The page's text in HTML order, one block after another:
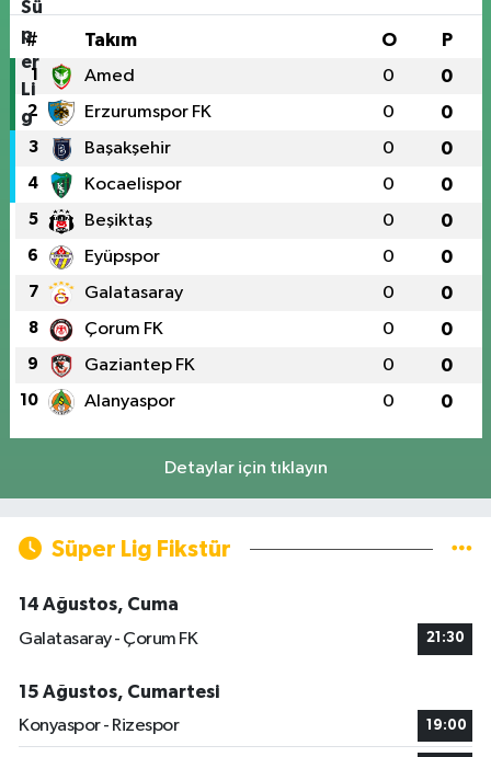
# Takım O P
1 Amed 0 0
2 Erzurumspor FK 0 0
3 Başakşehir 0 0
4 Kocaelispor 0 0
5 Beşiktaş 0 0
6 Eyüpspor 0 0
7 Galatasaray 0 0
8 Çorum FK 0 0
9 Gaziantep FK 0 0
10 Alanyaspor 0 0
Detaylar için tıklayın
Süper Lig Fikstür
14 Ağustos, Cuma
Galatasaray - Çorum FK
21:30
15 Ağustos, Cumartesi
Konyaspor - Rizespor
19:00